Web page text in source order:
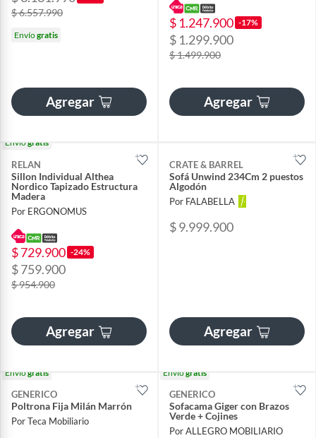
$ 6.557.990
Envíogratis
Agregar
$ 1.247.900 -17%
$ 1.299.900
$ 1.499.900
Agregar
Envíogratis
RELAN
Sillon Individual Althea
Nordico Tapizado Estructura
Madera
Por ERGONOMUS
$ 729.900 -24%
$ 759.900
$ 954.900
Agregar
CRATE & BARREL
Sofá Unwind 234Cm 2 puestos
Algodón
Por FALABELLA
$ 9.999.900
Agregar
Envíogratis
GENERICO
Poltrona Fija Milán Marrón
Por Teca Mobiliario
Envíogratis
GENERICO
Sofacama Giger con Brazos
Verde + Cojines
Por ALLEGRO MOBILIARIO